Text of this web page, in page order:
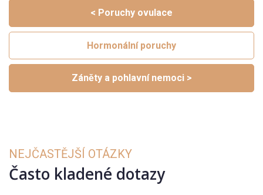
< Poruchy ovulace
Hormonální poruchy
Záněty a pohlavní nemoci >
NEJČASTĚJŠÍ OTÁZKY
Často kladené dotazy